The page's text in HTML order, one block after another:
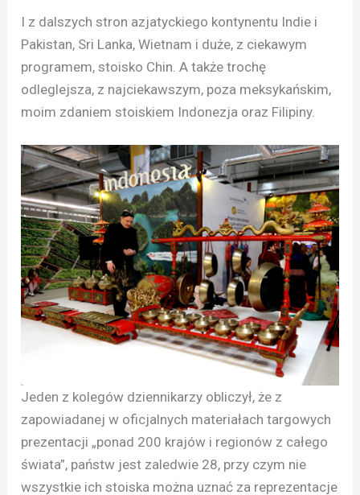
I z dalszych stron azjatyckiego kontynentu Indie i
Pakistan, Sri Lanka, Wietnam i duże, z ciekawym
programem, stoisko Chin. A także trochę
odleglejsza, z najciekawszym, poza meksykańskim,
moim zdaniem stoiskiem Indonezja oraz Filipiny.
Jeden z kolegów dziennikarzy obliczył, że z
zapowiadanej w oficjalnych materiałach targowych
prezentacji „ponad 200 krajów i regionów z całego
świata”, państw jest zaledwie 28, przy czym nie
wszystkie ich stoiska można uznać za reprezentacje